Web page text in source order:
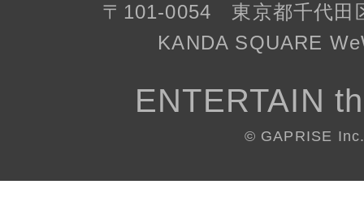
〒101-0054 東京都千代田
KANDA SQUARE
ENTERTAIN
© GAPRISE